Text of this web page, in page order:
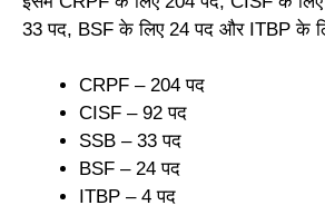
33 पद, BSF के लिए 24 पद और ITBP के
CRPF – 204 पद
CISF – 92 पद
SSB – 33 पद
BSF – 24 पद
ITBP – 4 पद